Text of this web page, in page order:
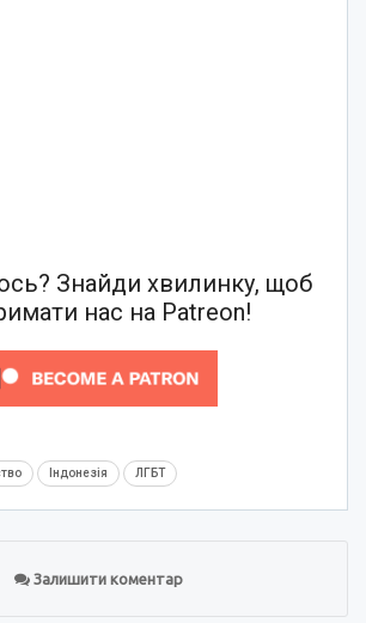
Знайди хвилинку, щоб
нас на Patreon!
Індонезія ЛГБТ
Залишити коментар